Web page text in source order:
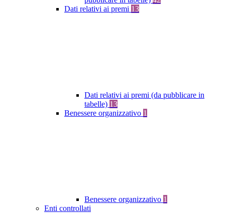
Dati relativi ai premi 13
Dati relativi ai premi (da pubblicare in
tabelle) 13
Benessere organizzativo 1
Benessere organizzativo 1
Enti controllati